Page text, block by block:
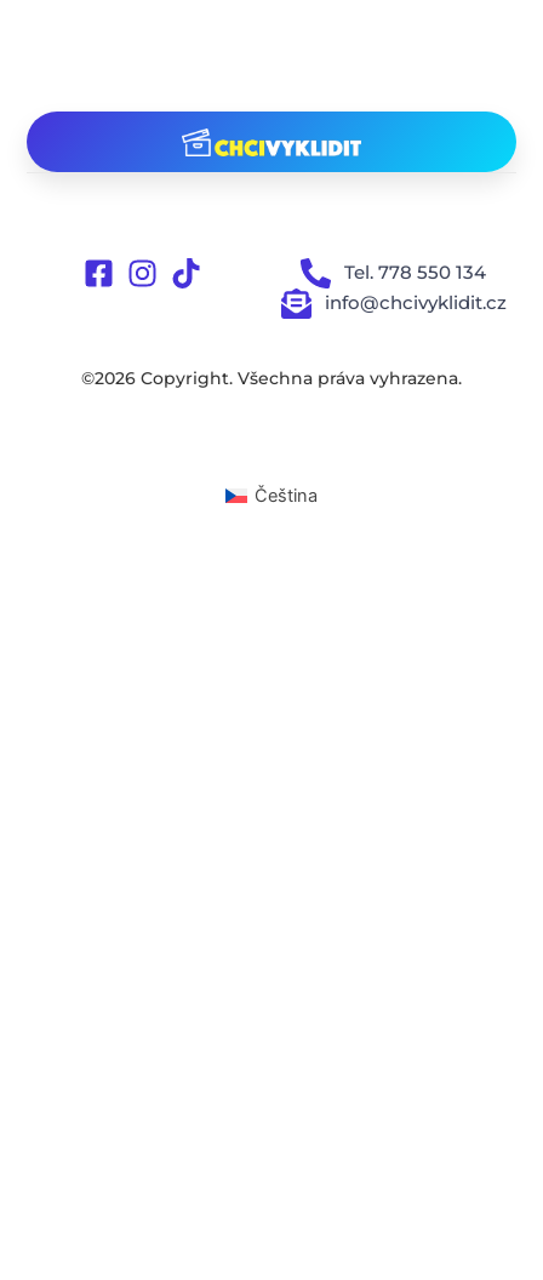
Tel. 778 550 134
info@chcivyklidit.cz
©2026 Copyright. Všechna práva vyhrazena.
Čeština